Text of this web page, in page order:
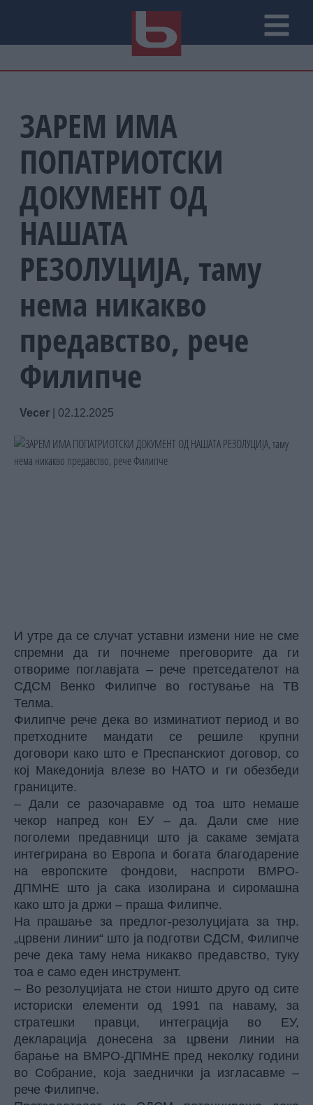
ЗАРЕМ ИМА
ПОПАТРИОТСКИ
ДОКУМЕНТ ОД
НАШАТА
РЕЗОЛУЦИЈА, таму
нема никакво
предавство, рече
Филипче
Vecer 02.12.2025
И утре да се случат уставни измени ние не сме
спремни да ги почнеме преговорите да ги
отвориме поглавјата – рече претседателот на
СДСМ Венко Филипче во гостување на ТВ
Телма.
Филипче рече дека во изминатиот период и во
претходните мандати се решиле крупни
договори како што е Преспанскиот договор, со
кој Македонија влезе во НАТО и ги обезбеди
границите.
– Дали се разочаравме од тоа што немаше
чекор напред кон ЕУ – да. Дали сме ние
поголеми предавници што ја сакаме земјата
интегрирана во Европа и богата благодарение
на европските фондови, наспроти ВМРО-
ДПМНЕ што ја сака изолирана и сиромашна
како што ја држи – праша Филипче.
На прашање
за предлог-резолуцијата за тнр.
„црвени линии“ што ја подготви СДСМ, Филипче
рече дека таму нема никакво предавство, туку
тоа е само еден инструмент.
– Во резолуцијата не стои ништо друго од сите
историски елементи од 1991 па наваму, за
стратешки правци, интеграција во ЕУ,
декларација донесена за црвени линии на
барање на ВМРО-ДПМНЕ пред неколку години
во Собрание, која заеднички ја изгласавме –
рече Филипче.